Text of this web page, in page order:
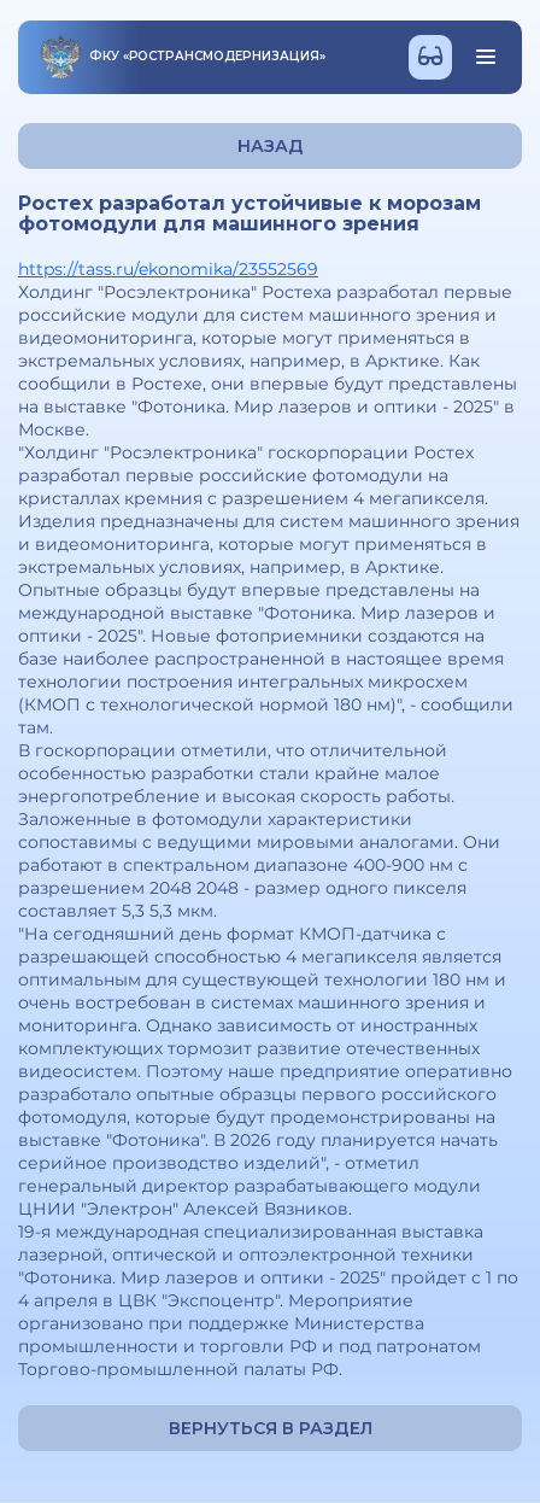
ФКУ «РОСТРАНСМОДЕРНИЗАЦИЯ»
НАЗАД
Ростех разработал устойчивые к морозам
фотомодули для машинного зрения
https://tass.ru/ekonomika/23552569
Холдинг "Росэлектроника" Ростеха разработал первые
российские модули для систем машинного зрения и
видеомониторинга, которые могут применяться в
экстремальных условиях, например, в Арктике. Как
сообщили в Ростехе, они впервые будут представлены
на выставке "Фотоника. Мир лазеров и оптики - 2025" в
Москве.
"Холдинг "Росэлектроника" госкорпорации Ростех
разработал первые российские фотомодули на
кристаллах кремния с разрешением 4 мегапикселя.
Изделия предназначены для систем машинного зрения
и видеомониторинга, которые могут применяться в
экстремальных условиях, например, в Арктике.
Опытные образцы будут впервые представлены на
международной выставке "Фотоника. Мир лазеров и
оптики - 2025". Новые фотоприемники создаются на
базе наиболее распространенной в настоящее время
технологии построения интегральных микросхем
(КМОП с технологической нормой 180 нм)", - сообщили
там.
В госкорпорации отметили, что отличительной
особенностью разработки стали крайне малое
энергопотребление и высокая скорость работы.
Заложенные в фотомодули характеристики
сопоставимы с ведущими мировыми аналогами. Они
работают в спектральном диапазоне 400-900 нм с
разрешением 2048 2048 - размер одного пикселя
составляет 5,3 5,3 мкм.
"На сегодняшний день формат КМОП-датчика с
разрешающей способностью 4 мегапикселя является
оптимальным для существующей технологии 180 нм и
очень востребован в системах машинного зрения и
мониторинга. Однако зависимость от иностранных
комплектующих тормозит развитие отечественных
видеосистем. Поэтому наше предприятие оперативно
разработало опытные образцы первого российского
фотомодуля, которые будут продемонстрированы на
выставке "Фотоника". В 2026 году планируется начать
серийное производство изделий", - отметил
генеральный директор разрабатывающего модули
ЦНИИ "Электрон" Алексей Вязников.
19-я международная специализированная выставка
лазерной, оптической и оптоэлектронной техники
"Фотоника. Мир лазеров и оптики - 2025" пройдет с 1 по
4 апреля в ЦВК "Экспоцентр". Мероприятие
организовано при поддержке Министерства
промышленности и торговли РФ и под патронатом
Торгово-промышленной палаты РФ.
ВЕРНУТЬСЯ В РАЗДЕЛ